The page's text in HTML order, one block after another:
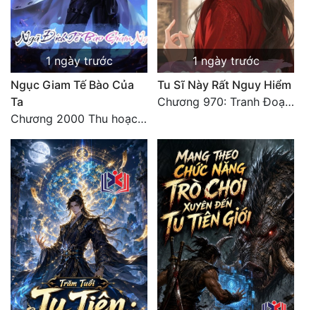
1 ngày trước
Ngục Giam Tế Bào Của
Ta
Chương 2000 Thu hoạch ngoài ý muốn
1 ngày trước
Tu Sĩ Này Rất Nguy Hiểm
Chương 970: Tranh Đoạt Phó Cung Chủ